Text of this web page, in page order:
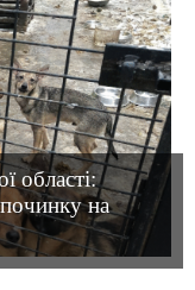
області:
на